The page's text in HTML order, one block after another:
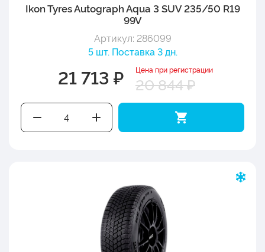
Ikon Tyres Autograph Aqua 3 SUV 235/50 R19
99V
Артикул: 286099
5 шт. Поставка 3 дн.
21 713 ₽ Цена при регистрации
20 844 ₽